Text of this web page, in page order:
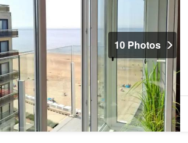
10 Photos